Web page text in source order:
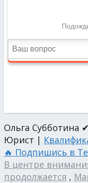
Ольга Субботина ✔
Юрист |
🔥 Подпишись в
В центре
продолжается ,